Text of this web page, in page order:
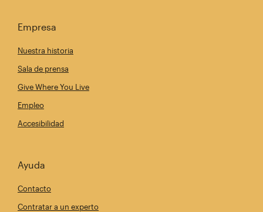
Empresa
Nuestra historia
Sala de prensa
Give Where You Live
Empleo
Accesibilidad
Ayuda
Contacto
Contratar a un experto